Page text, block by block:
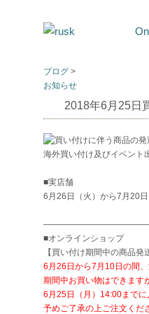
ブログ >
お知らせ
2018年6月25日
海外買い付け及びイベント
■実店舗
6月26日（火）から7月20
■オンラインショップ
【買い付け期間中の商品発
6月26日から7月10日の間
期間中お買い物はできます
6月25日（月）14:00までに
予めご了承の上ご注文くだ